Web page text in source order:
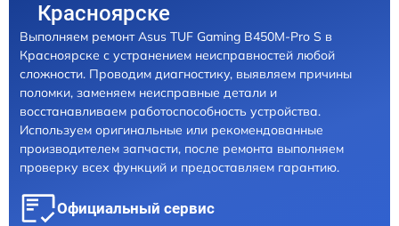
Красноярске
Выполняем ремонт Asus TUF Gaming B450M-Pro S в
Красноярске с устранением неисправностей любой
сложности. Проводим диагностику, выявляем причины
поломки, заменяем неисправные детали и
восстанавливаем работоспособность устройства.
Используем оригинальные или рекомендованные
производителем запчасти, после ремонта выполняем
проверку всех функций и предоставляем гарантию.
Официальный сервис